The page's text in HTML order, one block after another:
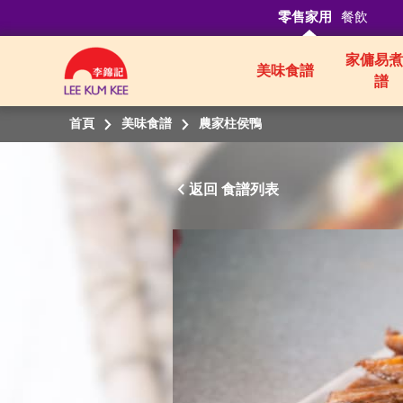
零售家用 餐飲
美味食譜
家傭易
譜
首頁 美味食譜 農家柱侯鴨
返回